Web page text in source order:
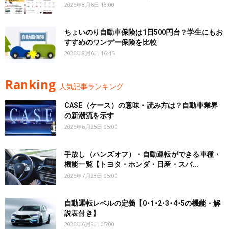
2026年8月6日 18:00
ちょいのり自動車保険は1日500円台？学生にもお
すすめのワンデー保険を比較
2026年8月6日 16:45
Ranking 人気記事ランキング
CASE（ケース）の意味・読み方は？自動車業界
の新潮流を示す
2026年6月25日 05:00
手放し（ハンズオフ）・自動運転ができる車種・
機能一覧【トヨタ・ホンダ・日産・スバ...
2026年7月28日 05:00
自動運転レベルの定義【0･1･2･3･4･5の機能・解
説表付き】
2026年6月9日 05:00